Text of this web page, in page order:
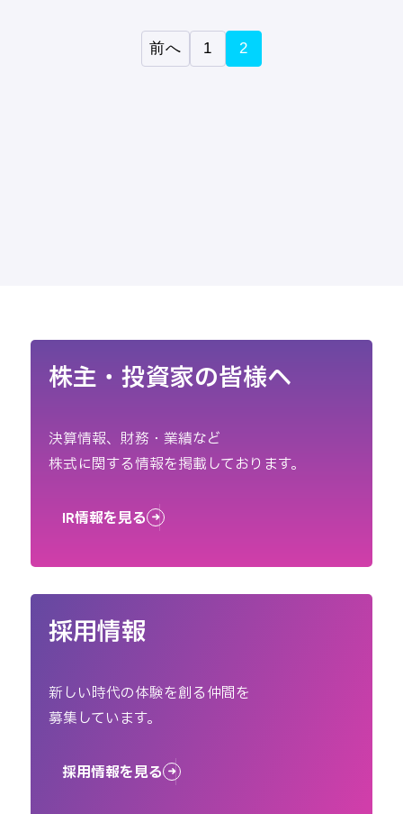
前へ 1 2
株主・投資家の皆様へ
決算情報、財務・業績など
株式に関する情報を掲載しております。
IR情報を見る
採用情報
新しい時代の体験を創る仲間を
募集しています。
採用情報を見る